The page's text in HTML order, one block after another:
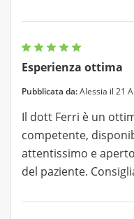
Esperienza ottima
Pubblicata da:Alessia il 21
Il dott Ferri è un
competente,
attentissimo e
del paziente.